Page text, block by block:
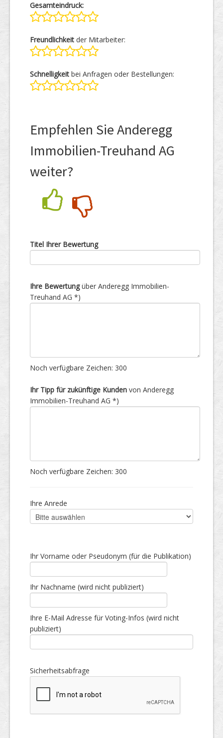
Gesamteindruck:
Freundlichkeit der Mitarbeiter:
Schnelligkeit bei Anfragen oder Bestellungen:
Empfehlen Sie Anderegg
Immobilien-Treuhand AG
weiter?
Titel Ihrer Bewertung
Ihre Bewertungüber Anderegg Immobilien-
Treuhand AG *)
Noch verfügbare Zeichen: 300
Ihr Tipp für zukünftige Kunden von Anderegg
Immobilien-Treuhand AG *)
Noch verfügbare Zeichen: 300
Ihre Anrede
Ihr Vorname oder Pseudonym (für die Publikation)
Ihr Nachname (wird nicht publiziert)
Ihre E-Mail Adresse für Voting-Infos (wird nicht
publiziert)
Sicherheitsabfrage